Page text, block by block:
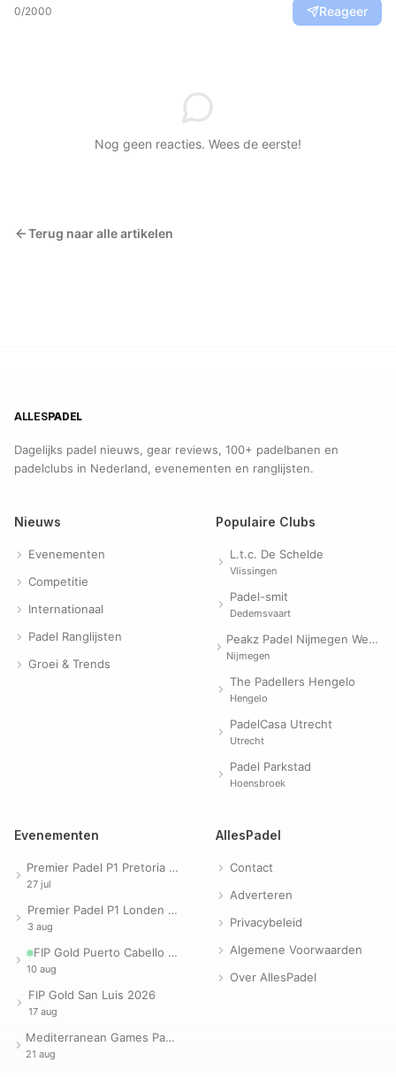
0/2000 Reageer
Nog geen reacties. Wees de eerste!
Terug naar alle artikelen
ALLESPADEL
Dagelijks padel nieuws, gear reviews, 100+ padelbanen en
padelclubs in Nederland, evenementen en ranglijsten.
Nieuws
Evenementen
Competitie
Internationaal
Padel Ranglijsten
Groei & Trends
Populaire Clubs
L.t.c. De Schelde
Vlissingen
Padel-smit
Dedemsvaart
Peakz Padel Nijmegen Westerpark | Padelclub
Nijmegen
The Padellers Hengelo
Hengelo
PadelCasa Utrecht
Utrecht
Padel Parkstad
Hoensbroek
Evenementen
Premier Padel P1 Pretoria 2026
27 jul
Premier Padel P1 Londen 2026
3 aug
FIP Gold Puerto Cabello 2026
10 aug
FIP Gold San Luis 2026
17 aug
Mediterranean Games Padel 2026
21 aug
AllesPadel
Contact
Adverteren
Privacybeleid
Algemene Voorwaarden
Over AllesPadel